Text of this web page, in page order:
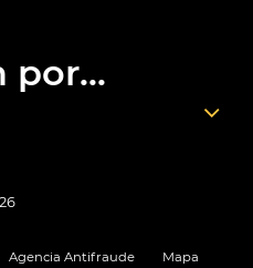
por...
Agencia Antifraude Mapa